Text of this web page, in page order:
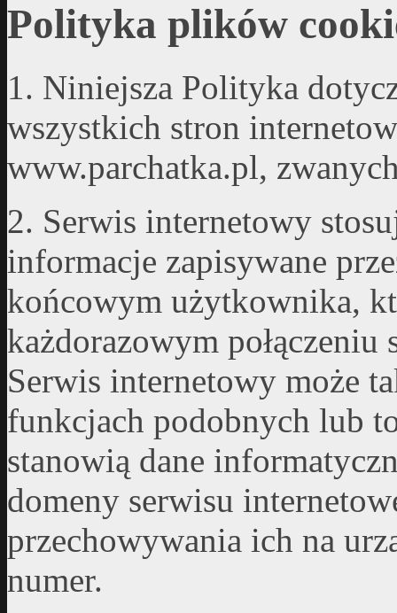
Polityka plików
1. Niniejsza Polityka
wszystkich stron
www.parchatka.pl,
2. Serwis internetowy
informacje zapisywane
końcowym użytkownika,
każdorazowym połączeniu
Serwis internetowy może
funkcjach podobnych lub
stanowią dane
domeny serwisu
przechowywania ich na
numer.